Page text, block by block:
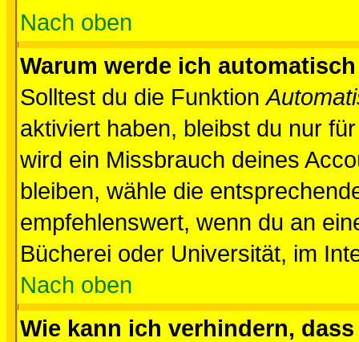
Nach oben
Warum werde ich
Solltest du die Funktion
aktiviert haben, bleibst du nur
wird ein Missbrauch deines
bleiben, wähle die
empfehlenswert, wenn du an
Bücherei oder Universität, im
Nach oben
Wie kann ich verhindern,